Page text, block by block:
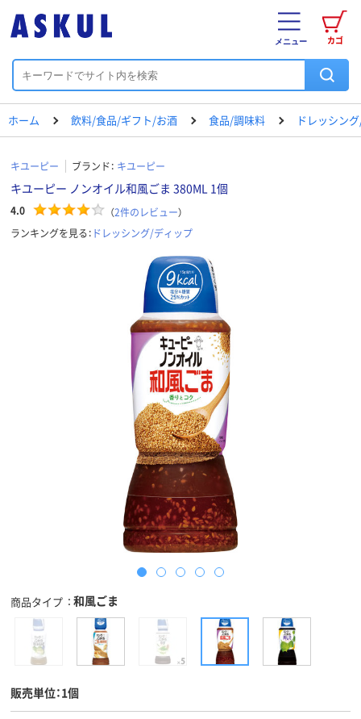
カゴ
メニュー
ホーム 飲料/食品/ギフト/お酒 食品/調味料 ドレッシン
キユーピー ブランド： キユーピー
キユーピー ノンオイル和風ごま 380ML 1個
4.0 （2件のレビュー）
ランキングを見る： ドレッシング/ディップ
商品タイプ 和風ごま
販売単位：1個